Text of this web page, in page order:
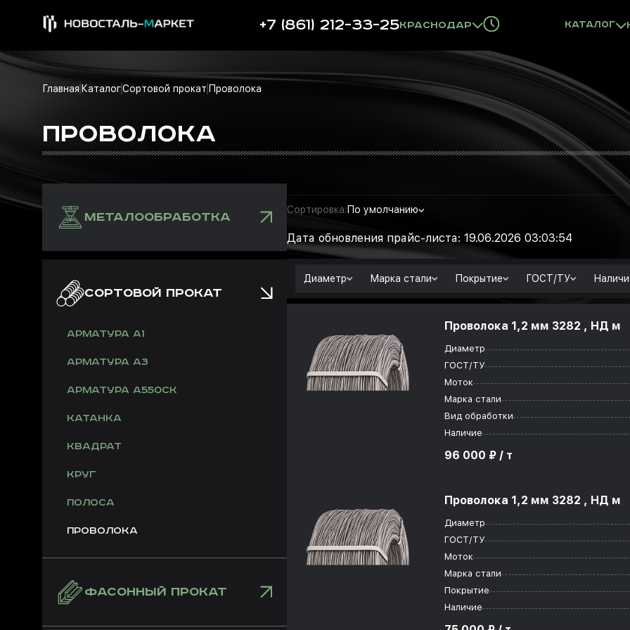
+7 (861) 212-33-25Краснодар Каталог
Главная КаталогСортовой прокат Проволока
ПРОВОЛОКА
МЕТАЛООБРАБОТКА
СОРТОВОЙ ПРОКАТ
Арматура А1
Арматура А3
Арматура А550СК
Катанка
Квадрат
Круг
Полоса
Проволока
ФАСОННЫЙ ПРОКАТ
Сортировка: По умолчанию
Дата обновления прайс-листа: 19.06.2026 03:03:54
Диаметр Марка стали Покрытие ГОСТ/ТУ
Проволока 1,2 мм 3282 , НД м
Диаметр
ГОСТ/ТУ
Моток
Марка стали
Вид обработки
Наличие
96 000 ₽ / т
Проволока 1,2 мм 3282 , НД м
Диаметр
ГОСТ/ТУ
Моток
Марка стали
Покрытие
Наличие